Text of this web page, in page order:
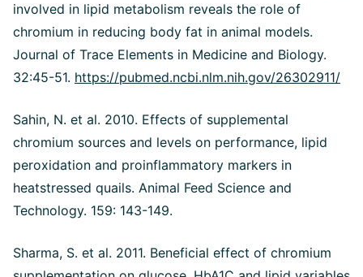
involved in lipid metabolism reveals the role of
chromium in reducing body fat in animal models.
Journal of Trace Elements in Medicine and Biology.
32:45-51. https://pubmed.ncbi.nlm.nih.gov/26302911/
Sahin, N. et al. 2010. Effects of supplemental
chromium sources and levels on performance, lipid
peroxidation and proinflammatory markers in
heatstressed quails. Animal Feed Science and
Technology. 159: 143-149.
Sharma, S. et al. 2011. Beneficial effect of chromium